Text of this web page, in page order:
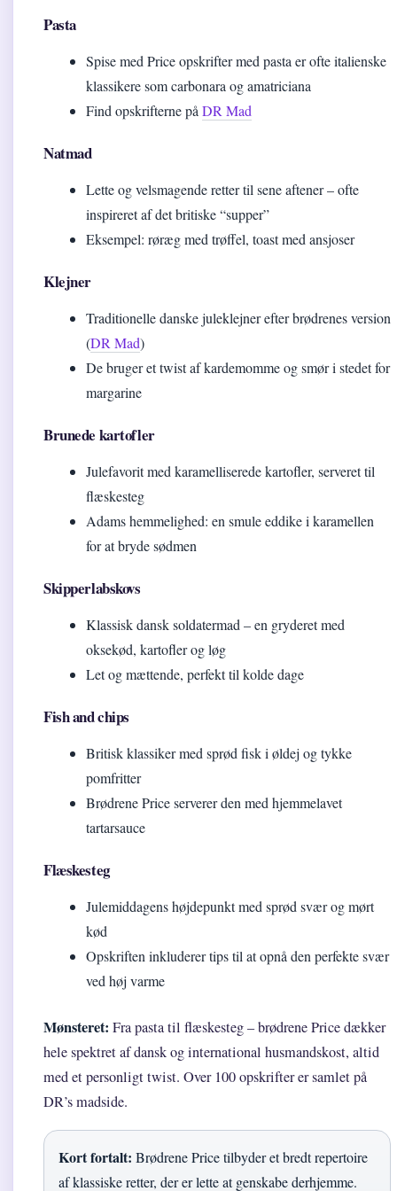
Pasta
Spise med Price opskrifter med pasta er ofte italienske
klassikere som carbonara og amatriciana
Find opskrifterne påDR Mad
Natmad
Lette og velsmagende retter til sene aftener – ofte
inspireret af det britiske “supper”
Eksempel: røræg med trøffel, toast med ansjoser
Klejner
Traditionelle danske juleklejner efter brødrenes version
(DR Mad)
De bruger et twist af kardemomme og smør i stedet for
margarine
Brunede kartofler
Julefavorit med karamelliserede kartofler, serveret til
flæskesteg
Adams hemmelighed: en smule eddike i karamellen
for at bryde sødmen
Skipperlabskovs
Klassisk dansk soldatermad – en gryderet med
oksekød, kartofler og løg
Let og mættende, perfekt til kolde dage
Fish and chips
Britisk klassiker med sprød fisk i øldej og tykke
pomfritter
Brødrene Price serverer den med hjemmelavet
tartarsauce
Flæskesteg
Julemiddagens højdepunkt med sprød svær og mørt
kød
Opskriften inkluderer tips til at opnå den perfekte svær
ved høj varme
Mønsteret: Fra pasta til flæskesteg – brødrene Price dækker
hele spektret af dansk og international husmandskost, altid
med et personligt twist. Over 100 opskrifter er samlet på
DR’s madside.
Kort fortalt: Brødrene Price tilbyder et bredt repertoire
af klassiske retter, der er lette at genskabe derhjemme.